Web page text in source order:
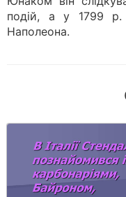
подій, а у 1799 р.
Наполеона.